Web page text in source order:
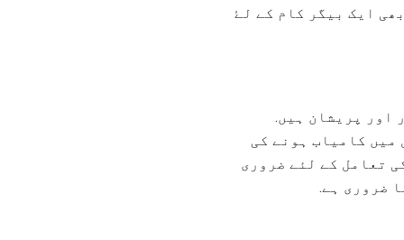
کو کبھی بھی ایک بیگر کام کے لۓ
اور پریشان ہیں.
میں کامیاب ہونے کی
تعامل کے لئے ضروری
ضروری ہے.